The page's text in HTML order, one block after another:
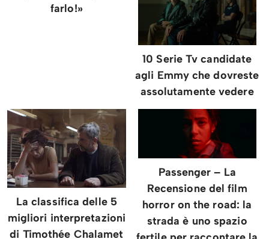
farlo!»
10 Serie Tv candidate
agli Emmy che dovreste
assolutamente vedere
La classifica delle 5
migliori interpretazioni
di Timothée Chalamet
Passenger – La
Recensione del film
horror on the road: la
strada è uno spazio